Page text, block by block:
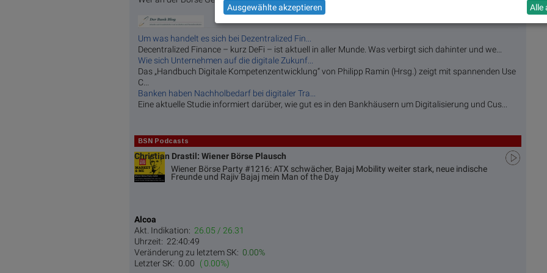
Um was handelt es sich bei Dezentralized Fin...
Decentralized Finance – kurz DeFi – ist aktuell in aller Munde. Was verbirgt sich dahinter und we...
Wie sich Unternehmen auf die digitale Zukunf...
Das „Handbuch Digitale Kompetenzentwicklung“ von Philipp Ramin (Hrsg.) zeigt mit spannenden Use
C...
Banken haben Nachholbedarf bei digitaler Tra...
Eine aktuelle Studie informiert darüber, wie gut es in den Bankhäusern um Digitalisierung und Cus...
BSN Podcasts
Christian Drastil: Wiener Börse Plausch
Wiener Börse Party #1216: ATX schwächer, Bajaj Mobility weiter stark, neue indische
Freunde und Rajiv Bajaj mein Man of the Day
Alcoa
Akt. Indikation: 26.05 / 26.31
Uhrzeit: 22:40:49
Veränderung zu letztem SK: 0.00%
Letzter SK: 0.00 ( 0.00%)
Ausgewählte akzeptieren Alle